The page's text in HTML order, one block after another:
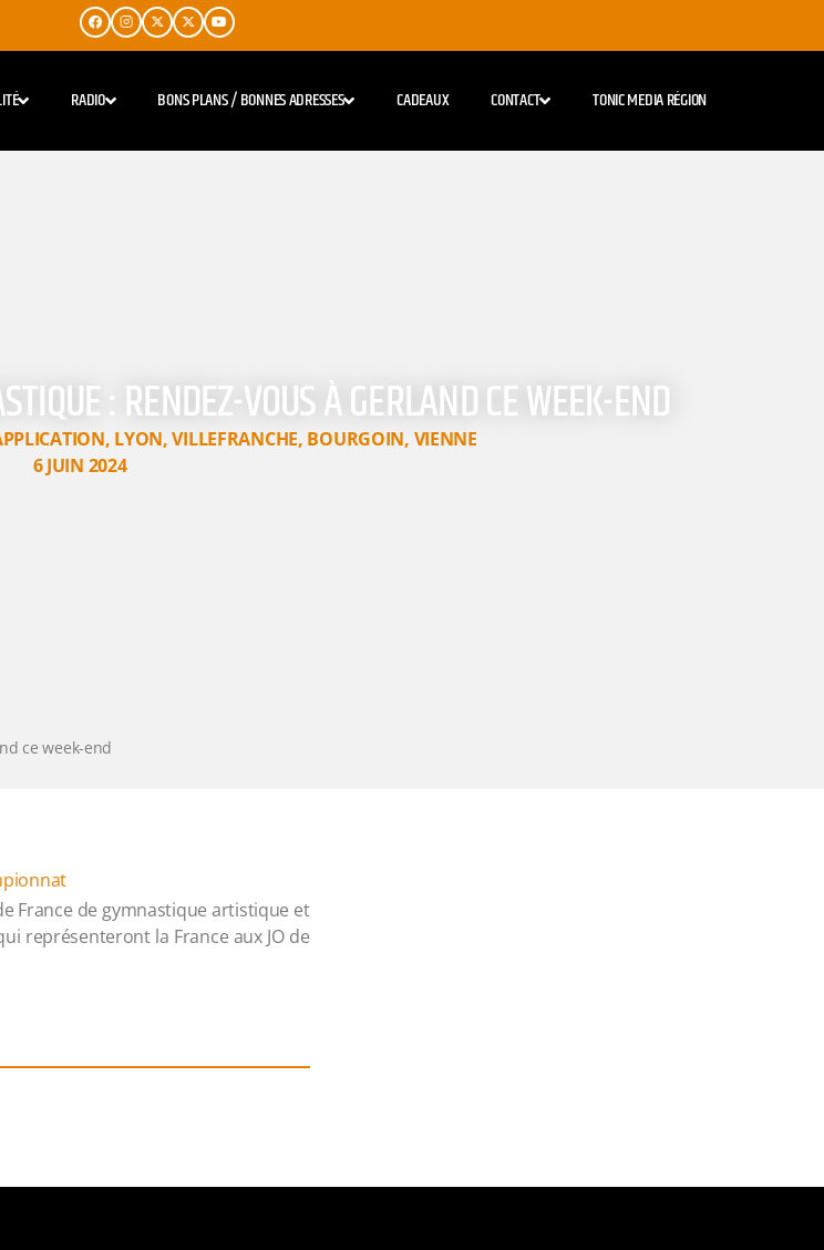
RADIO BONS PLANS / BONNES ADRESSES CADEAUX CONTACT TONIC MEDIA RÉGION
: RENDEZ-VOUS À GERLAND CE WEEK-END
, LYON,VILLEFRANCHE, BOURGOIN, VIENNE
6 JUIN 2024
ce week-end
France de gymnastique artistique et
représenteront la France aux JO de